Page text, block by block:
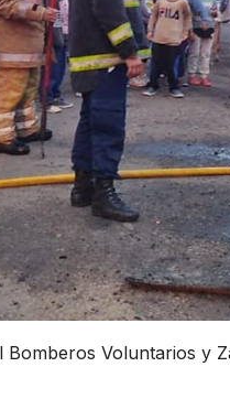
Voluntarios y